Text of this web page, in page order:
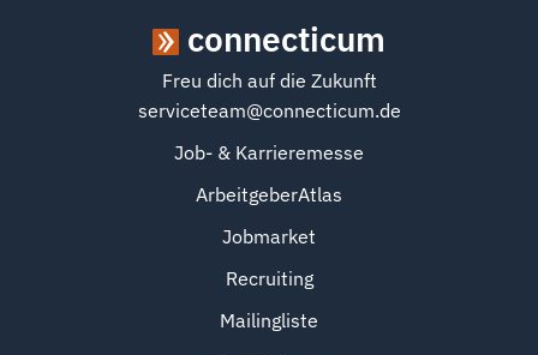
connecticum
Freu dich auf die Zukunft
serviceteam@connecticum.de
Job- & Karrieremesse
ArbeitgeberAtlas
Jobmarket
Recruiting
Mailingliste